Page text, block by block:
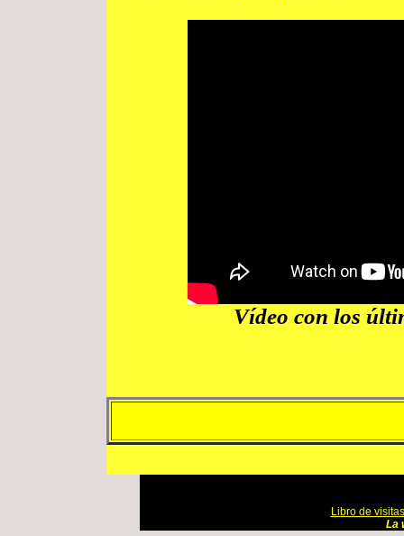
Vídeo con los
Libro de visitas
La